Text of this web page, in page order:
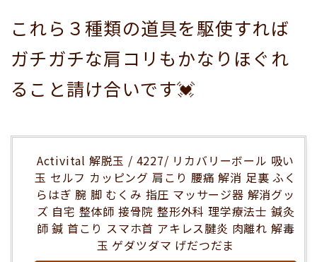
これら３種類の道具を駆使すれば
ガチガチな肩コリもかなりほぐれ
ること請け合いです💓
Activital 解脱玉 / 4227/ リカバリーボール 吸い
玉 セルフ カッピング 肩こり 腰痛 解消 足裏 ふく
らはぎ 腕 脚 むくみ 指圧 マッサージ器 解消グッ
ズ 自宅 整体師 接骨院 整形外科 理学療法士 鍼灸
師 鍼 首こり スマホ首 アキレス腱炎 肉離れ 解毒
玉 ゲダツダマ げだつだま